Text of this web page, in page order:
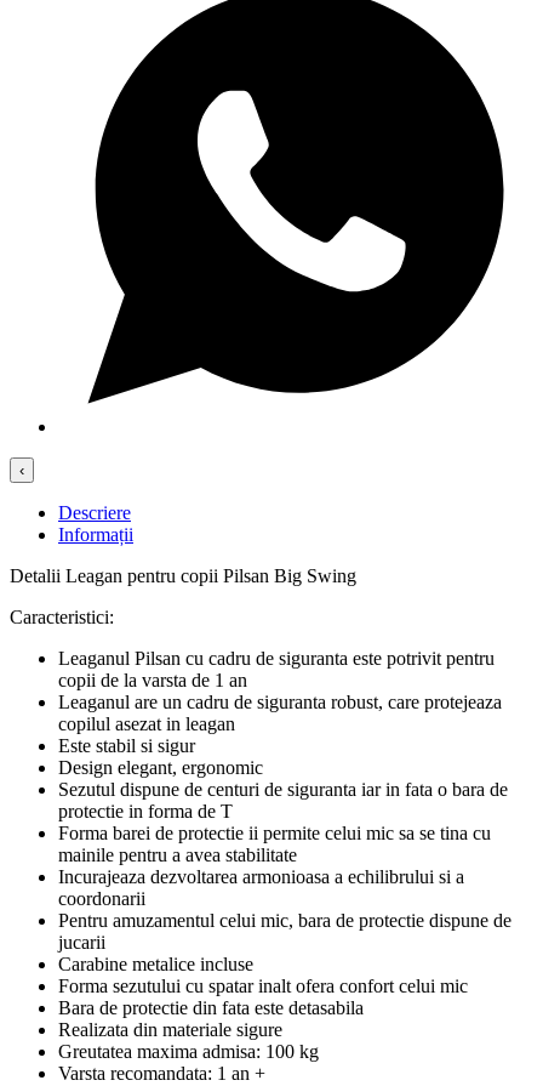
‹
Descriere
Informații
Detalii Leagan pentru copii Pilsan Big Swing
Caracteristici:
Leaganul Pilsan cu cadru de siguranta este potrivit pentru
copii de la varsta de 1 an
Leaganul are un cadru de siguranta robust, care protejeaza
copilul asezat in leagan
Este stabil si sigur
Design elegant, ergonomic
Sezutul dispune de centuri de siguranta iar in fata o bara de
protectie in forma de T
Forma barei de protectie ii permite celui mic sa se tina cu
mainile pentru a avea stabilitate
Incurajeaza dezvoltarea armonioasa a echilibrului si a
coordonarii
Pentru amuzamentul celui mic, bara de protectie dispune de
jucarii
Carabine metalice incluse
Forma sezutului cu spatar inalt ofera confort celui mic
Bara de protectie din fata este detasabila
Realizata din materiale sigure
Greutatea maxima admisa: 100 kg
Varsta recomandata: 1 an +